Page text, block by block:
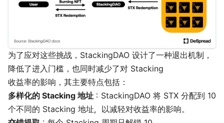
为了应对这些挑战，StackingDAO 设计了一种退出机制，
降低了进入门槛，也同时减少了对 Stacking
收益率的影响，其主要特点包括：
多样化的 Stacking 地址 ：StackingDAO 将 STX 分配到 10
个不同的 Stacking 地址，以减轻对收益率的影响。